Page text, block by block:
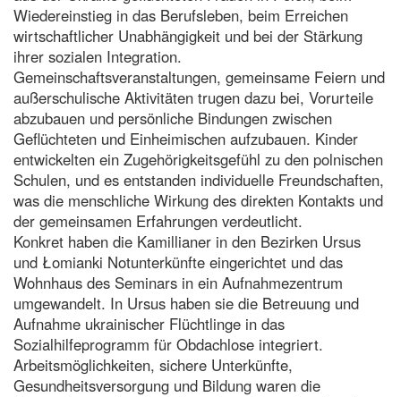
Wiedereinstieg in das Berufsleben, beim Erreichen
wirtschaftlicher Unabhängigkeit und bei der Stärkung
ihrer sozialen Integration.
Gemeinschaftsveranstaltungen, gemeinsame Feiern und
außerschulische Aktivitäten trugen dazu bei, Vorurteile
abzubauen und persönliche Bindungen zwischen
Geflüchteten und Einheimischen aufzubauen. Kinder
entwickelten ein Zugehörigkeitsgefühl zu den polnischen
Schulen, und es entstanden individuelle Freundschaften,
was die menschliche Wirkung des direkten Kontakts und
der gemeinsamen Erfahrungen verdeutlicht.
Konkret haben die Kamillianer in den Bezirken Ursus
und Łomianki Notunterkünfte eingerichtet und das
Wohnhaus des Seminars in ein Aufnahmezentrum
umgewandelt. In Ursus haben sie die Betreuung und
Aufnahme ukrainischer Flüchtlinge in das
Sozialhilfeprogramm für Obdachlose integriert.
Arbeitsmöglichkeiten, sichere Unterkünfte,
Gesundheitsversorgung und Bildung waren die